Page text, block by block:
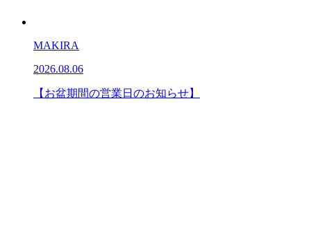
MAKIRA
2026.08.06
【お盆期間の営業日のお知らせ】